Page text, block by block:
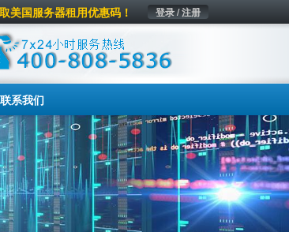
登录 / 注册
美国服务器租用优惠码！
联系我们